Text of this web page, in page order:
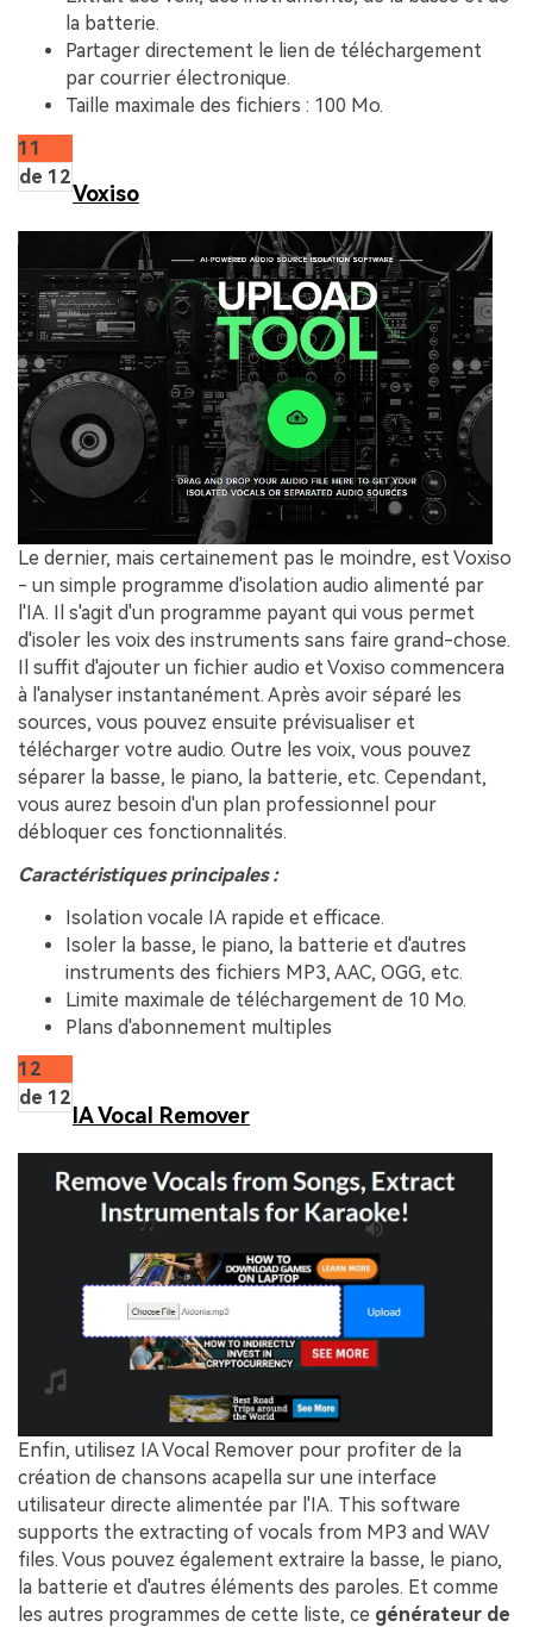
la batterie.
Partager directement le lien de téléchargement
par courrier électronique.
Taille maximale des fichiers : 100 Mo.
11
de 12
Voxiso
Le dernier, mais certainement pas le moindre, est Voxiso
- un simple programme d'isolation audio alimenté par
l'IA. Il s'agit d'un programme payant qui vous permet
d'isoler les voix des instruments sans faire grand-chose.
Il suffit d'ajouter un fichier audio et Voxiso commencera
à l'analyser instantanément. Après avoir séparé les
sources, vous pouvez ensuite prévisualiser et
télécharger votre audio. Outre les voix, vous pouvez
séparer la basse, le piano, la batterie, etc. Cependant,
vous aurez besoin d'un plan professionnel pour
débloquer ces fonctionnalités.
Caractéristiques principales :
Isolation vocale IA rapide et efficace.
Isoler la basse, le piano, la batterie et d'autres
instruments des fichiers MP3, AAC, OGG, etc.
Limite maximale de téléchargement de 10 Mo.
Plans d'abonnement multiples
12
de 12
IA Vocal Remover
Enfin, utilisez IA Vocal Remover pour profiter de la
création de chansons acapella sur une interface
utilisateur directe alimentée par l'IA. This software
supports the extracting of vocals from MP3 and WAV
files. Vous pouvez également extraire la basse, le piano,
la batterie et d'autres éléments des paroles. Et comme
les autres programmes de cette liste, ce générateur de